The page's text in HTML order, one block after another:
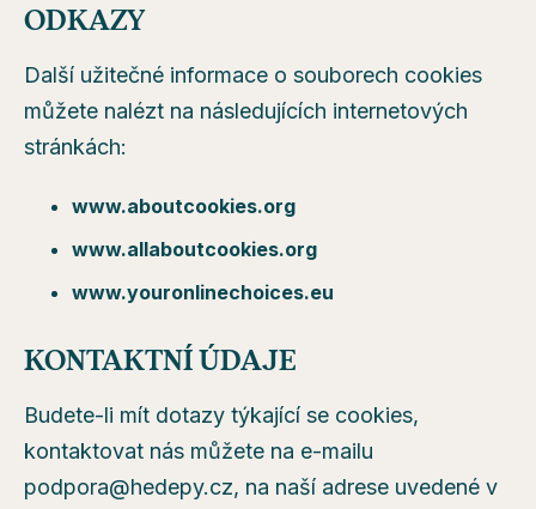
ODKAZY
Další užitečné informace o souborech cookies
můžete nalézt na následujících internetových
stránkách:
www.aboutcookies.org
www.allaboutcookies.org
www.youronlinechoices.eu
KONTAKTNÍ ÚDAJE
Budete-li mít dotazy týkající se cookies,
kontaktovat nás můžete na e-mailu
podpora@hedepy.cz, na naší adrese uvedené v